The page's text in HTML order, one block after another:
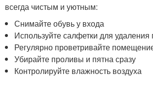
всегда чистым и уютным:
Снимайте обувь у входа
Используйте салфетки для
Регулярно проветривайте
Убирайте проливы и пятна сразу
Контролируйте влажность воздуха